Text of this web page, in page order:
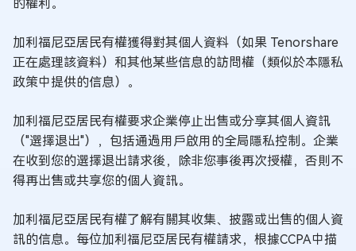
的權利。
加利福尼亞居民有權獲得對其個人資料（如果 Tenorshare
正在處理該資料）和其他某些信息的訪問權（類似於本隱私
政策中提供的信息）。
加利福尼亞居民有權要求企業停止出售或分享其個人資訊
（"選擇退出"），包括通過用戶啟用的全局隱私控制。企業
在收到您的選擇退出請求後，除非您事後再次授權，否則不
得再出售或共享您的個人資訊。
加利福尼亞居民有權了解有關其收集、披露或出售的個人資
訊的信息。每位加利福尼亞居民有權請求，根據CCPA中描